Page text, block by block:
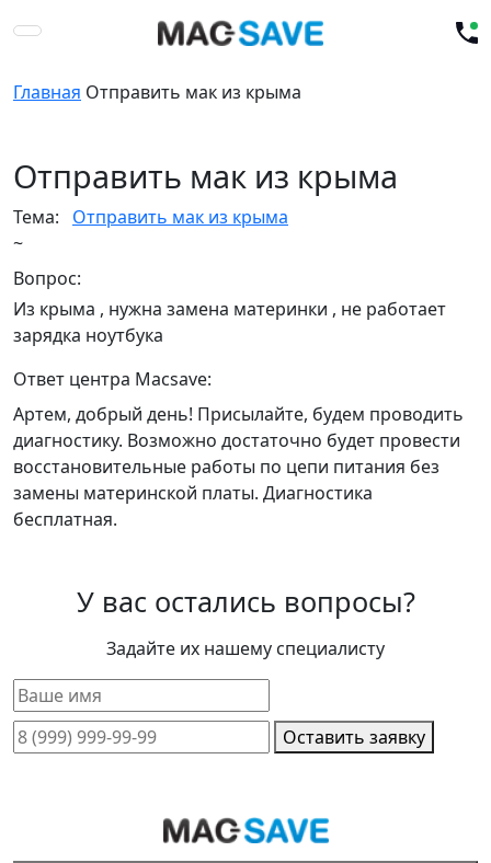
Главная Отправить мак из крыма
Отправить мак из крыма
Тема:
Отправить мак из крыма
~
Вопрос:
Из крыма , нужна замена материнки , не работает
зарядка ноутбука
Ответ центра Macsave:
Артем, добрый день! Присылайте, будем проводить
диагностику. Возможно достаточно будет провести
восстановительные работы по цепи питания без
замены материнской платы. Диагностика
бесплатная.
У вас остались вопросы?
Задайте их нашему специалисту
Оставить заявку